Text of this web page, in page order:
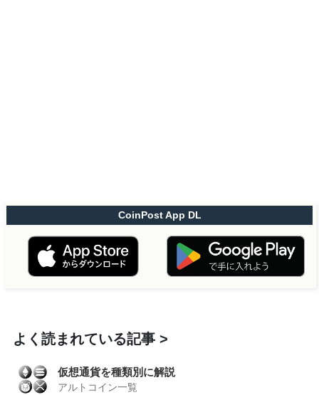
CoinPost App DL
よく読まれている記事
仮想通貨を種類別に解説
アルトコイン一覧